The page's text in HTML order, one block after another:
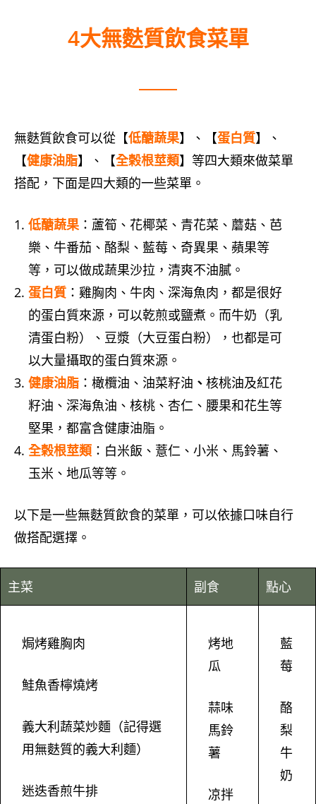
4大無麩質飲食菜單
無麩質飲食可以從【低醣蔬果】、【蛋白質】、
【健康油脂】、【全榖根莖類】等四大類來做菜單
搭配，下面是四大類的一些菜單。
低醣蔬果：蘆筍、花椰菜、青花菜、蘑菇、芭
樂、牛番茄、酪梨、藍莓、奇異果、蘋果等
等，可以做成蔬果沙拉，清爽不油膩。
蛋白質 ：雞胸肉、牛肉、深海魚肉，都是很好
的蛋白質來源，可以乾煎或鹽煮。而牛奶（乳
清蛋白粉）、豆漿（大豆蛋白粉），也都是可
以大量攝取的蛋白質來源。
健康油脂 ：橄欖油、油菜籽油 、 核桃油及紅花
籽油、深海魚油、核桃、杏仁、腰果和花生等
堅果，都富含健康油脂。
全榖根莖類 ：白米飯、薏仁、小米、馬鈴薯、
玉米、地瓜等等。
以下是一些無麩質飲食的菜單，可以依據口味自行
做搭配選擇。
主菜 副食 點心
焗烤雞胸肉
鮭魚香檸燒烤
義大利蔬菜炒麵（記得選
用無麩質的義大利麵）
迷迭香煎牛排
烤地
瓜
蒜味
馬鈴
薯
凉拌
藍
莓
酪
梨
牛
奶